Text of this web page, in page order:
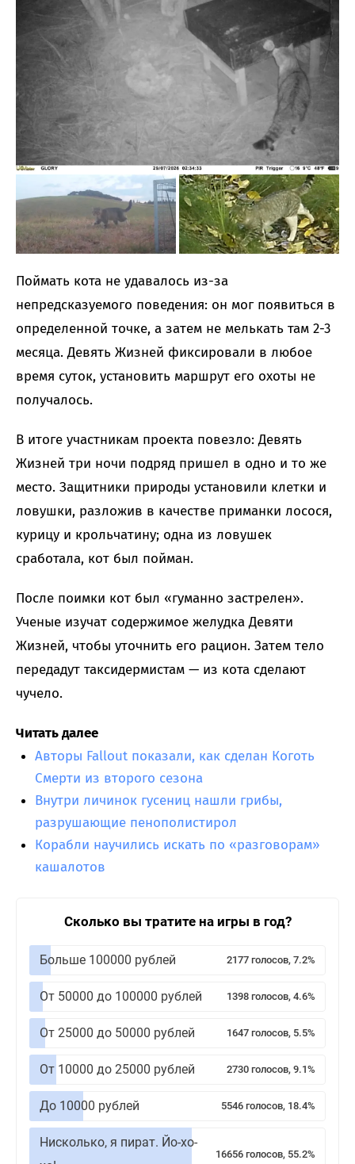
Поймать кота не удавалось из-за
непредсказуемого поведения: он мог появиться в
определенной точке, а затем не мелькать там 2-3
месяца. Девять Жизней фиксировали в любое
время суток, установить маршрут его охоты не
получалось.
В итоге участникам проекта повезло: Девять
Жизней три ночи подряд пришел в одно и то же
место. Защитники природы установили клетки и
ловушки, разложив в качестве приманки лосося,
курицу и крольчатину; одна из ловушек
сработала, кот был пойман.
После поимки кот был «гуманно застрелен».
Ученые изучат содержимое желудка Девяти
Жизней, чтобы уточнить его рацион. Затем тело
передадут таксидермистам — из кота сделают
чучело.
Читать далее
Авторы Fallout показали, как сделан Коготь
Смерти из второго сезона
Внутри личинок гусениц нашли грибы,
разрушающие пенополистирол
Корабли научились искать по «разговорам»
кашалотов
Сколько вы тратите на игры в год?
Больше 100000 рублей 2177 голосов, 7.2%
От 50000 до 100000 рублей 1398 голосов, 4.6%
От 25000 до 50000 рублей 1647 голосов, 5.5%
От 10000 до 25000 рублей 2730 голосов, 9.1%
До 10000 рублей 5546 голосов, 18.4%
Нисколько, я пират. Йо-хо-
16656 голосов, 55.2%